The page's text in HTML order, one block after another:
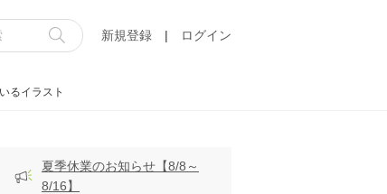
新規登録 | ログイン
るイラスト
夏季休業のお知らせ【8/8～
8/16】